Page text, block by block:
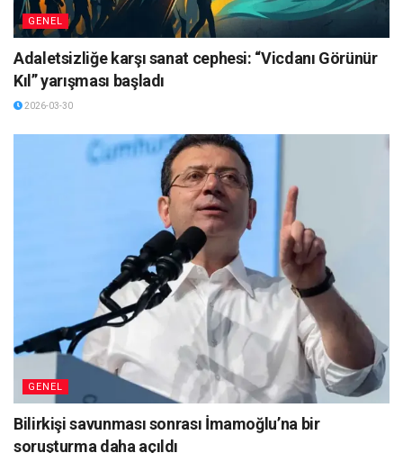
GENEL
Adaletsizliğe karşı sanat cephesi: “Vicdanı Görünür
Kıl” yarışması başladı
2026-03-30
GENEL
Bilirkişi savunması sonrası İmamoğlu’na bir
soruşturma daha açıldı